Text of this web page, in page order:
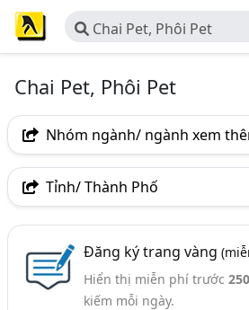
Chai Pet, Phôi Pet
Chai Pet, Phôi Pet
Nhóm ngành/ ngành xem
Ngành nghề
Ngành xem thêm
Nhựa - Các Công Ty Nhựa (1125)
Tỉnh/ Thành Phố
Bình Dương
Lâm Đồng
Đồng Tháp
An Giang
Đăng ký trang vàng
Hiển thị miễn phí trước
kiếm mỗi ngày.